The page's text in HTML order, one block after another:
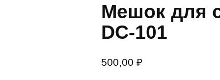
Мешок для
DC-101
500,00 ₽